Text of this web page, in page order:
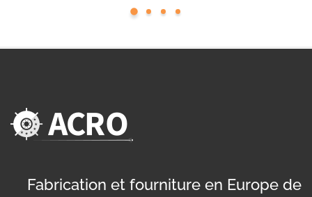
Fabrication et fourniture en Europe de